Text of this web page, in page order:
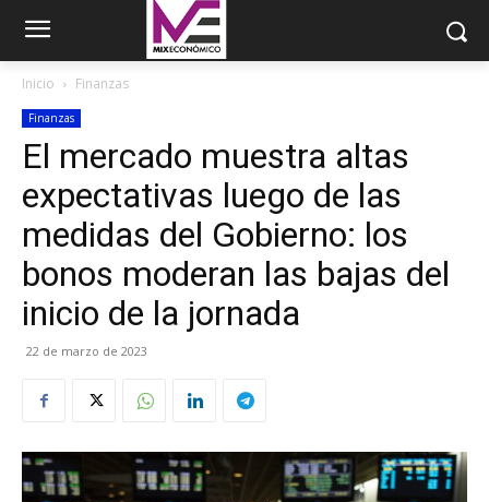
Inicio Finanzas
Finanzas
El mercado muestra altas
expectativas luego de las
medidas del Gobierno: los
bonos moderan las bajas del
inicio de la jornada
22 de marzo de 2023